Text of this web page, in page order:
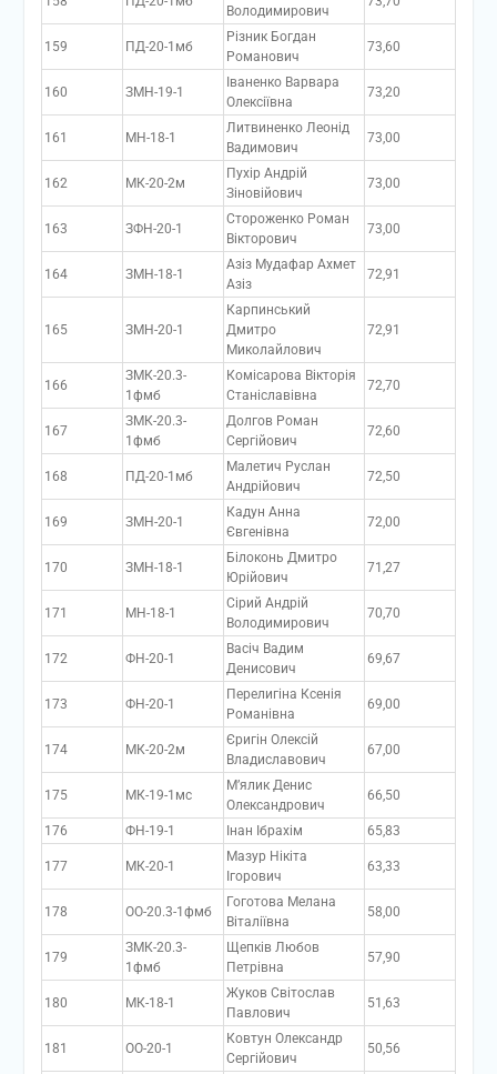
Володимирович
159 ПД-20-1мб
Різник Богдан
Романович
73,60
160 ЗМН-19-1
Іваненко Варвара
Олексіївна
73,20
161 МН-18-1
Литвиненко Леонід
Вадимович
73,00
162 МК-20-2м
Пухір Андрій
Зіновійович
73,00
163 ЗФН-20-1
Стороженко Роман
Вікторович
73,00
164 ЗМН-18-1
Азіз Мудафар Ахмет
Азіз
72,91
165 ЗМН-20-1
Карпинський
Дмитро
Миколайлович
72,91
166
ЗМК-20.3-
1фмб
Комісарова Вікторія
Станіславівна
72,70
167
ЗМК-20.3-
1фмб
Долгов Роман
Сергійович
72,60
168 ПД-20-1мб
Малетич Руслан
Андрійович
72,50
169 ЗМН-20-1
Кадун Анна
Євгенівна
72,00
170 ЗМН-18-1
Білоконь Дмитро
Юрійович
71,27
171 МН-18-1
Сірий Андрій
Володимирович
70,70
172 ФН-20-1
Васіч Вадим
Денисович
69,67
173 ФН-20-1
Перелигіна Ксенія
Романівна
69,00
174 МК-20-2м
Єригін Олексій
Владиславович
67,00
175 МК-19-1мс
М’ялик Денис
Олександрович
66,50
176 ФН-19-1 Інан Ібрахім 65,83
177 МК-20-1
Мазур Нікіта
Ігорович
63,33
178 ОО-20.3-1фмб
Гоготова Мелана
Віталіївна
58,00
179
ЗМК-20.3-
1фмб
Щепків Любов
Петрівна
57,90
180 МК-18-1
Жуков Світослав
Павлович
51,63
181 ОО-20-1
Ковтун Олександр
Сергійович
50,56